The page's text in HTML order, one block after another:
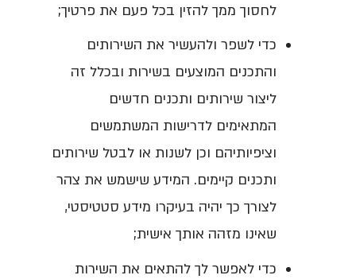
לחסוך ממך להזין בכל פעם את פרטיך;
כדי לשפר ולהעשיר את השירותים
והתכנים המוצעים בשירות ובכלל זה
ליצור שירותים ותכנים חדשים
המתאימים לדרישות המשתמשים
וציפיותיהם וכן לשנות או לבטל שירותים
ותכנים קיימים. המידע שישמש את צהר
לצורך כך יהיה בעיקרו מידע סטטיסטי,
שאינו מזהה אותך אישית;
כדי לאפשר לך להתאים את השירות